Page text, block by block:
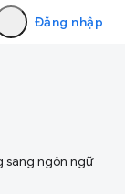
Đăng nhập
sang ngôn ngữ